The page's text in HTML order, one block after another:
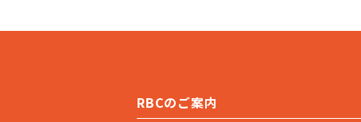
RBCのご案内